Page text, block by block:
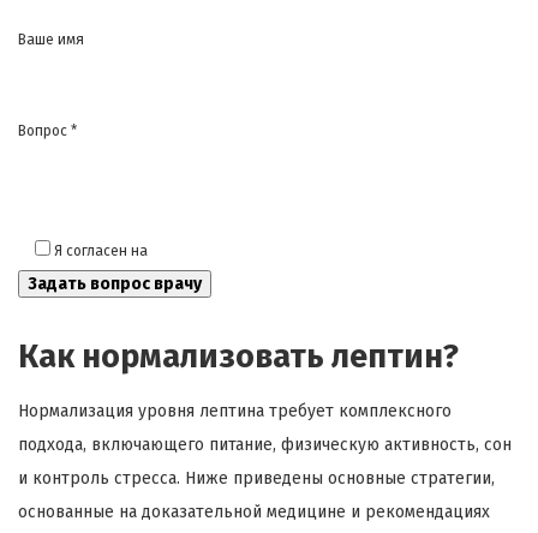
Ваше имя
Вопрос *
Я согласен на
Как нормализовать лептин?
Нормализация уровня лептина требует комплексного
подхода, включающего питание, физическую активность, сон
и контроль стресса. Ниже приведены основные стратегии,
основанные на доказательной медицине и рекомендациях